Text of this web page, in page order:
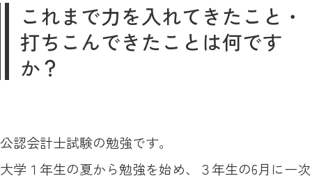
これまで力を入れてきたこと・
打ちこんできたことは何です
か？
公認会計士試験の勉強です。
大学１年生の夏から勉強を始め、３年生の6月に一次